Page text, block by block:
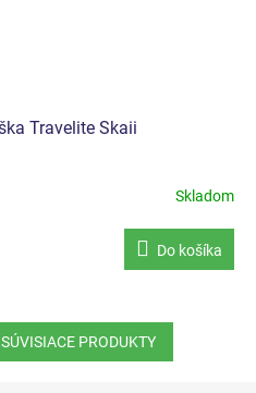
Travelite Skaii
Skladom
Do košíka
PRODUKTY